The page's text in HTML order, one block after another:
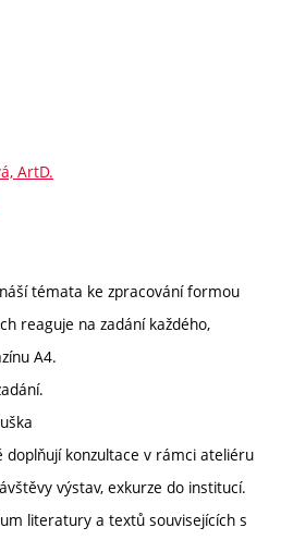
ArtD.
témata ke zpracování formou
reaguje na zadání každého,
A4.
konzultace v rámci ateliéru
výstav, exkurze do institucí.
literatury a textů souvisejících s